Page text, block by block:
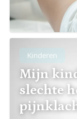
Kinderen
Mijn
slechte